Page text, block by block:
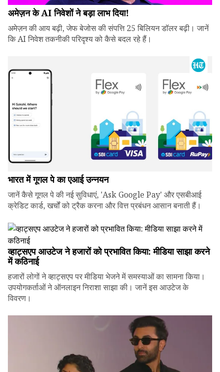
अमेज़न के AI निवेशों ने बड़ा लाभ दिया!
अमेज़न की आय बढ़ी, जेफ बेजोस की संपत्ति 25 बिलियन डॉलर बढ़ी। जानें
कि AI निवेश तकनीकी परिदृश्य को कैसे बदल रहे हैं।
भारत में गूगल पे का एआई उन्नयन
जानें कैसे गूगल पे की नई सुविधाएं, 'Ask Google Pay' और एसबीआई
क्रेडिट कार्ड, खर्चों को ट्रैक करना और वित्त प्रबंधन आसान बनाती हैं।
व्हाट्सएप आउटेज ने हजारों को प्रभावित किया: मीडिया साझा करने
में कठिनाई
हजारों लोगों ने व्हाट्सएप पर मीडिया भेजने में समस्याओं का सामना किया।
उपयोगकर्ताओं ने ऑनलाइन निराशा साझा की। जानें इस आउटेज के
विवरण।